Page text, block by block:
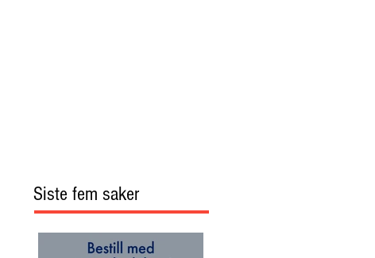
Siste fem saker